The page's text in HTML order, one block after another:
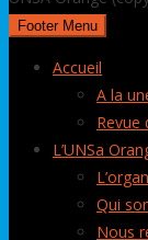
Footer Menu
Accueil
A la
Revue
L’UNSa
Qui
Nous